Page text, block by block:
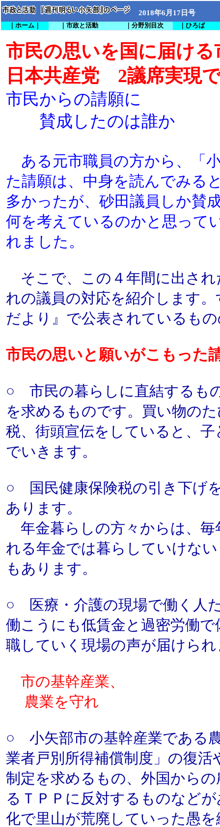
2018年6月17日号
｜ホーム｜ ｜市政と活動 ｜分野別目次 ｜ひろば
市民の思いを国に届け
日本共産党 2議席実現
市民からの請願に
賛成したのは誰か
ある元市職員の方から、「
た請願は、中身を読んでみる
多かったが、砂田議員しか賛
何を考えているのかと思って
れました。
そこで、この４年間に出され
れの議員の対応を紹介します
だより』で公表されているも
市民の思いと願いがこもった
○ 市民の暮らしに直結するも
を求めるものです。買い物の
税、街頭宣伝をしていると、
でいきます。
○ 国民健康保険税の引き下げ
あります。
年金暮らしの方々からは、毎
れる年金では暮らしていけな
もあります。
○ 医療・介護の現場で働く人
働こうにも低賃金と過密労働
職していく現場の声が届けら
市の基幹産業、
農業を守れ
○ 小矢部市の基幹産業である
業者戸別所得補償制度」の復活
制定を求めるもの、外国から
るＴＰＰに反対するものなど
化で里山が荒廃していった愚